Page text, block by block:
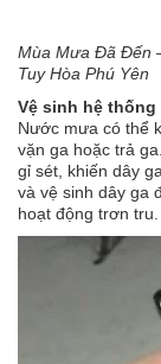
Mùa Mưa Đã Đến
Tuy Hòa Phú Yên
Vệ sinh hệ thống
Nước mưa có thể
vặn ga hoặc trả
gỉ sét, khiến dây
và vệ sinh dây ga
hoạt động trơn tru.